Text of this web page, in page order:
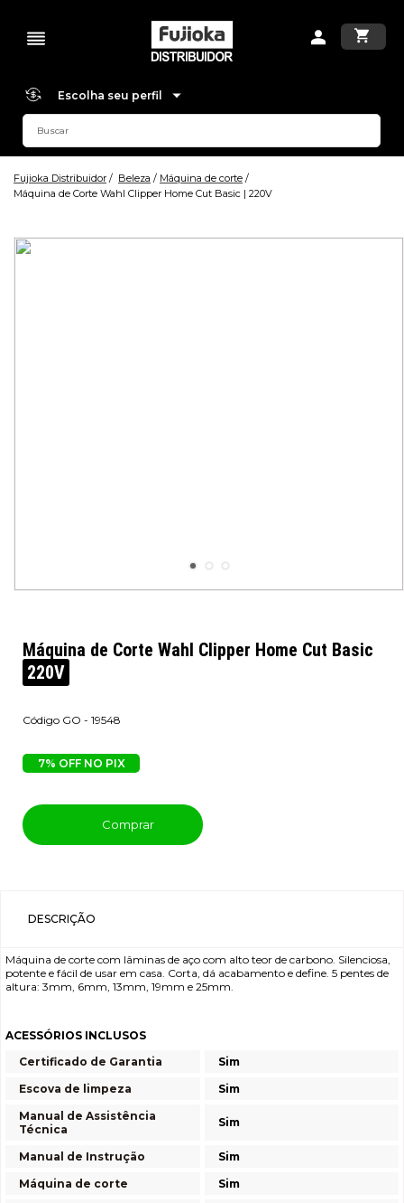
Escolha seu perfil
Fujioka Distribuidor Beleza
Máquina de corte
Máquina de Corte Wahl Clipper Home Cut Basic | 220V
Máquina de Corte Wahl Clipper Home Cut Basic
220V
GO - 19548
7% OFF NO PIX
Comprar
DESCRIÇÃO
Máquina de corte com lâminas de aço com alto teor de carbono. Silenciosa,
potente e fácil de usar em casa. Corta, dá acabamento e define. 5 pentes de
altura: 3mm, 6mm, 13mm, 19mm e 25mm.
ACESSÓRIOS INCLUSOS
Certificado de Garantia
Sim
Escova de limpeza
Sim
Manual de Assistência
Técnica
Sim
Manual de Instrução
Sim
Máquina de corte
Sim